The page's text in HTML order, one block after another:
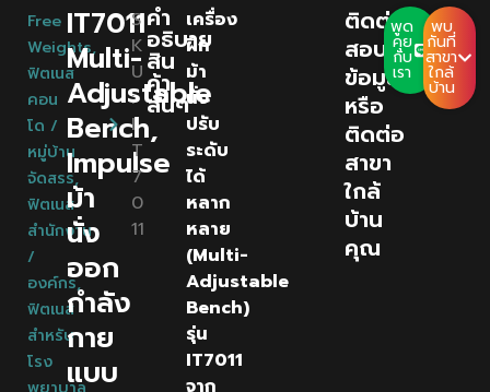
Free
Weights,
ฟิตเนส
คอน
โด /
หมู่บ้าน
จัดสรร,
ฟิตเนส
สำนักงาน
/
องค์กร,
ฟิตเนส
สำหรับ
โรง
IT7011
Multi-
Adjustable
Bench,
Impulse
ม้า
นั่ง
ออก
กำลัง
กาย
แบบ
S
K
U
:
I
T
7
0
11
คํา
อธิบาย
สิน
ค้า
สั้นๆ
เครื่อง
ฝึก
ม้า
นั่ง
ปรับ
ระดับ
ได้
หลาก
หลาย
(Multi-
Adjustable
Bench)
รุ่น
IT7011
จาก
ติดต่อ
สอบถาม
ข้อมูล
หรือ
ติดต่อ
สาขา
ใกล้
บ้าน
คุณ
พูด
คุย
กับ
เรา
พบ
กันที่
สาขา
ใกล้
บ้าน